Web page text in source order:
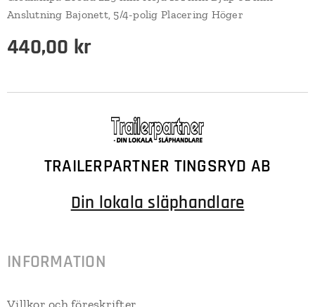
Anslutning Bajonett, 5/4-polig Placering Höger
440,00 kr
TRAILERPARTNER TINGSRYD AB
Din lokala släphandlare
INFORMATION